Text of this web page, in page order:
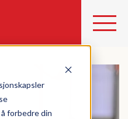
forbedre din